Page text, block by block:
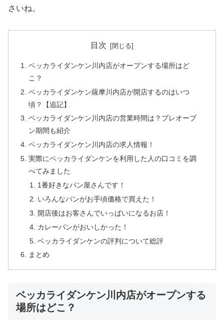
さいね。
目次
ベッカライダンケン川内店がオープンする場所はど
こ？
ベッカライダンケン薩摩川内店が開店するのはいつ
頃？【追記】
ベッカライダンケン川内店の営業時間は？プレオープ
ン期間も紹介
ベッカライダンケン川内店の求人情報！
実際にベッカライダンケンを利用した人の口コミを調
べてみました
1番好きなパン屋さんです！
いろんなパンがお手頃価格で買えた！
開店後はお客さんでいっぱいになるお店！
カレーパンがおいしかった！
ベッカライダンケンの評判について総評
まとめ
ベッカライダンケン川内店がオープンする
場所はどこ？